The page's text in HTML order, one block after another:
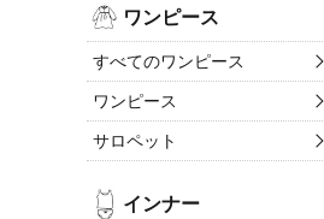
ワンピース
すべてのワンピース
ワンピース
サロペット
インナー